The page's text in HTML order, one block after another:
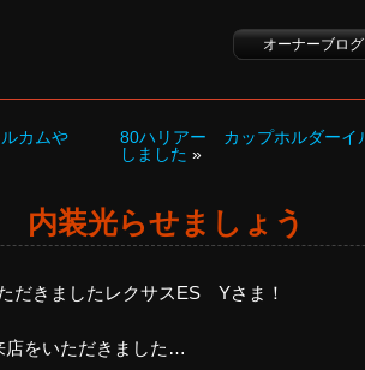
オーナーブログ
カムや
80ハリアー カップホルダーイ
しました »
内装光らせましょう
だきましたレクサスES Yさま！
店をいただきました…